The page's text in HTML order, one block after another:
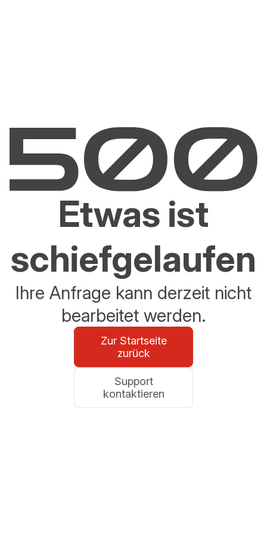
Etwas ist
schiefgelaufen
Ihre Anfrage kann derzeit nicht
bearbeitet werden.
Zur Startseite
zurück
Support
kontaktieren